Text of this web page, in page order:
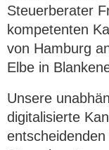
Steuerberater
kompetenten
von Hamburg
Elbe in
Unsere
digitalisierte